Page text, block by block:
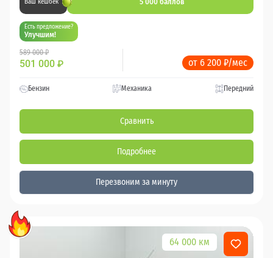
Ваш кешбек
Есть предложение?
Улучшим!
589 000 ₽
501 000 ₽ от 6 200 ₽/мес
Бензин Механика Передний
Сравнить
Подробнее
Перезвоним за минуту
64 000 км